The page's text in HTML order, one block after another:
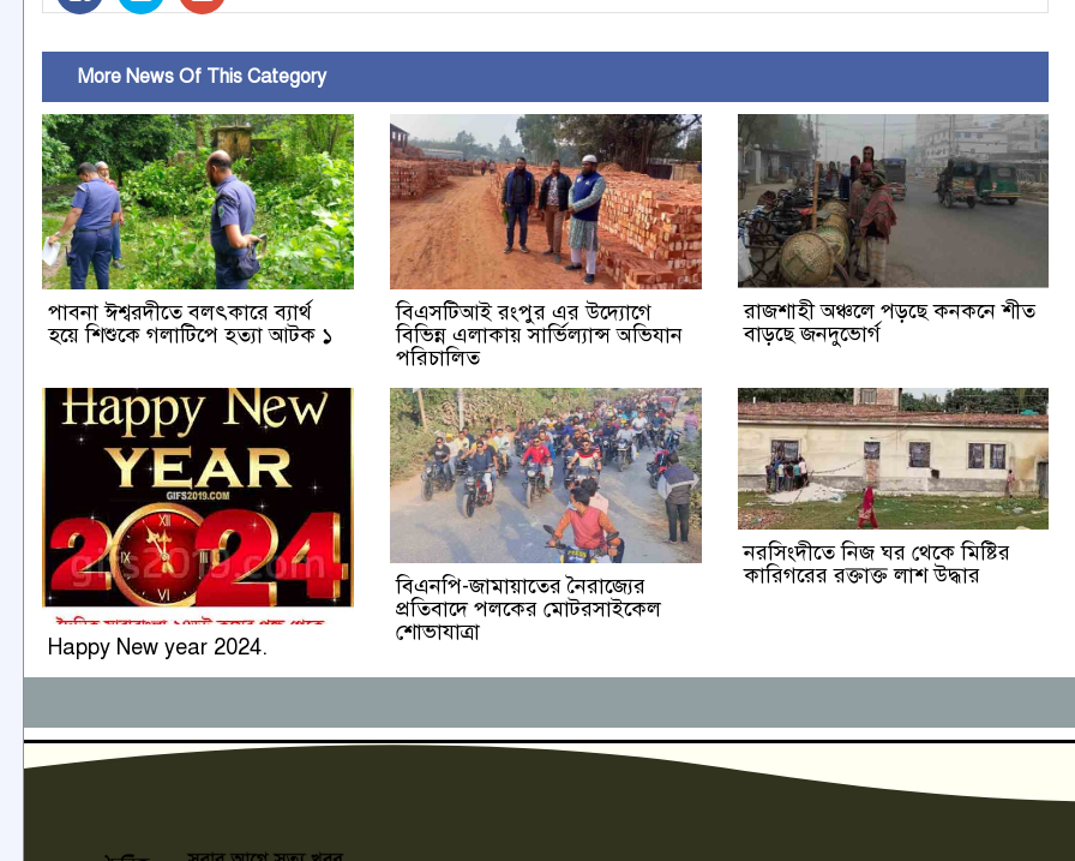
More News Of This Category
পাবনা ঈশ্বরদীতে বলৎকারে ব্যার্থ
হয়ে শিশুকে গলাটিপে হত্যা আটক ১
বিএসটিআই রংপুর এর উদ্যোগে
বিভিন্ন এলাকায় সার্ভিল্যান্স অভিযান
পরিচালিত
রাজশাহী অঞ্চলে পড়ছে কনকনে শীত
বাড়ছে জনদুভোর্গ
Happy New year 2024.
বিএনপি-জামায়াতের নৈরাজ্যের
প্রতিবাদে পলকের মোটরসাইকেল
শোভাযাত্রা
নরসিংদীতে নিজ ঘর থেকে মিষ্টির
কারিগরের রক্তাক্ত লাশ উদ্ধার